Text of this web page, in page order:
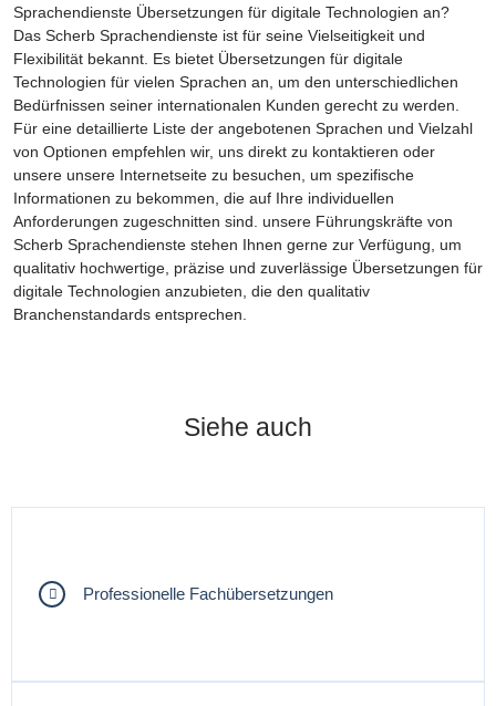
Sprachendienste Übersetzungen für digitale Technologien an?
Das Scherb Sprachendienste ist für seine Vielseitigkeit und
Flexibilität bekannt. Es bietet Übersetzungen für digitale
Technologien für vielen Sprachen an, um den unterschiedlichen
Bedürfnissen seiner internationalen Kunden gerecht zu werden.
Für eine detaillierte Liste der angebotenen Sprachen und Vielzahl
von Optionen empfehlen wir, uns direkt zu kontaktieren oder
unsere unsere Internetseite zu besuchen, um spezifische
Informationen zu bekommen, die auf Ihre individuellen
Anforderungen zugeschnitten sind. unsere Führungskräfte von
Scherb Sprachendienste stehen Ihnen gerne zur Verfügung, um
qualitativ hochwertige, präzise und zuverlässige Übersetzungen für
digitale Technologien anzubieten, die den qualitativ
Branchenstandards entsprechen.
Siehe auch
Professionelle Fachübersetzungen